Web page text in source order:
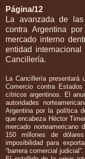
Página/12
La avanzada de
contra Argentina
mercado interno
entidad
Cancillería.
La Cancillería
Comercio contra
cítricos argentinos. El
autoridades
Argentina por la política
que encabeza Héctor
mercado norteamericano
150 millones de
imposibilidad para
“barrera comercial judicial”.